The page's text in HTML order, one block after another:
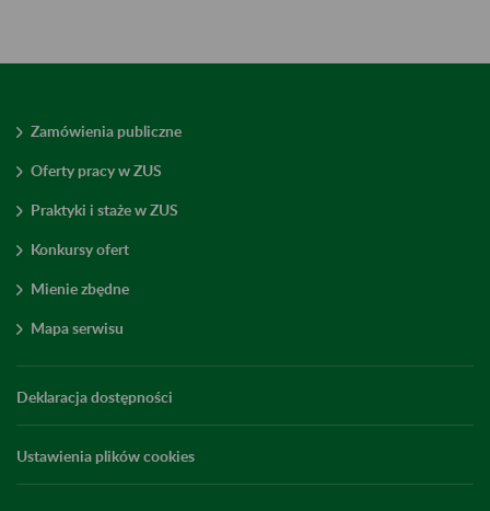
Zamówienia publiczne
Oferty pracy w ZUS
Praktyki i staże w ZUS
Konkursy ofert
Mienie zbędne
Mapa serwisu
Deklaracja dostępności
Ustawienia plików cookies